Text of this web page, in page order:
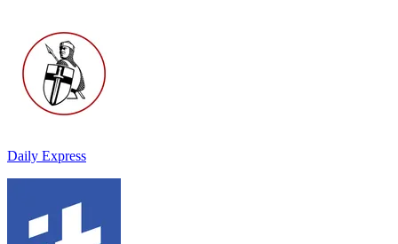
Daily Express